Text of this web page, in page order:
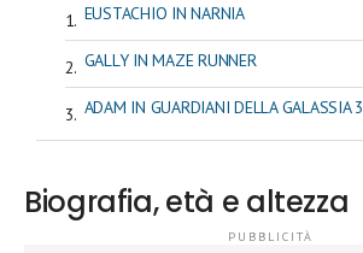
EUSTACHIO IN NARNIA
GALLY IN MAZE RUNNER
ADAM IN GUARDIANI DELLA GALASSIA 3
Biografia, età e altezza